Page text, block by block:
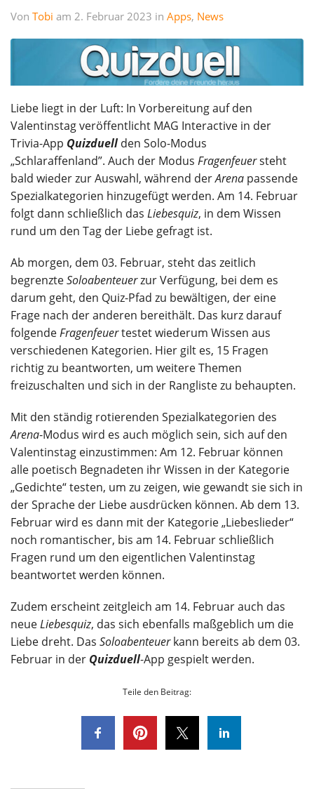
Von Tobi am 2. Februar 2023 in Apps, News
Liebe liegt in der Luft: In Vorbereitung auf den
Valentinstag veröffentlicht MAG Interactive in der
Trivia-App Quizduellden Solo-Modus
„Schlaraffenland”. Auch der Modus Fragenfeuersteht
bald wieder zur Auswahl, während derArena passende
Spezialkategorien hinzugefügt werden. Am 14. Februar
folgt dann schließlich das Liebesquiz, in dem Wissen
rund um den Tag der Liebe gefragt ist.
Ab morgen, dem 03. Februar, steht das zeitlich
begrenzteSoloabenteuerzur Verfügung, bei dem es
darum geht, den Quiz-Pfad zu bewältigen, der eine
Frage nach der anderen bereithält. Das kurz darauf
folgendeFragenfeuertestet wiederum Wissen aus
verschiedenen Kategorien. Hier gilt es, 15 Fragen
richtig zu beantworten, um weitere Themen
freizuschalten und sich in der Rangliste zu behaupten.
Mit den ständig rotierenden Spezialkategorien des
Arena-Modus wird es auch möglich sein, sich auf den
Valentinstag einzustimmen: Am 12. Februar können
alle poetisch Begnadeten ihr Wissen in der Kategorie
„Gedichte“ testen, um zu zeigen, wie gewandt sie sich in
der Sprache der Liebe ausdrücken können. Ab dem 13.
Februar wird es dann mit der Kategorie „Liebeslieder“
noch romantischer, bis am 14. Februar schließlich
Fragen rund um den eigentlichen Valentinstag
beantwortet werden können.
Zudem erscheint zeitgleich am 14. Februar auch das
neueLiebesquiz, das sich ebenfalls maßgeblich um die
Liebe dreht. Das Soloabenteuerkann bereits ab dem 03.
Februar in der Quizduell-App gespielt werden.
Teile den Beitrag: